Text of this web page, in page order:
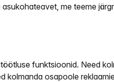
me teeme
funktsioonid. Need
kolmanda osapoole